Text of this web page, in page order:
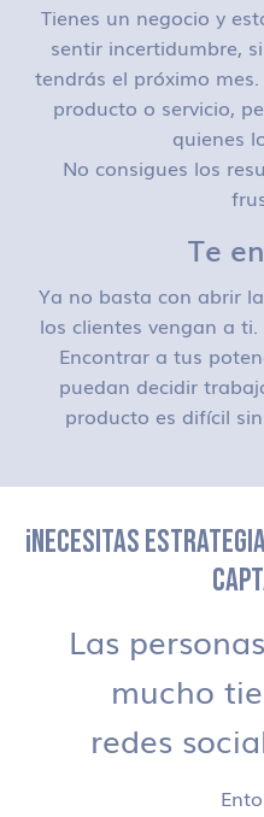
Tienes un negocio y
sentir incertidumbre,
tendrás el próximo
producto o servicio,
quienes
No consigues los
Te
Ya no basta con abrir
los clientes vengan a
Encontrar a tus
puedan decidir
producto es difícil
¡NECESITAS
Las
mucho
redes